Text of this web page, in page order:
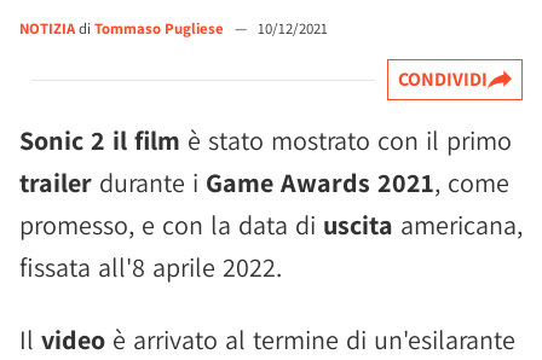
NOTIZIAdi Tommaso Pugliese — 10/12/2021
CONDIVIDI
Sonic 2 il film è stato mostrato con il primo
trailer durante i Game Awards 2021, come
promesso, e con la data di uscita americana,
fissata all'8 aprile 2022.
Il video è arrivato al termine di un'esilarante